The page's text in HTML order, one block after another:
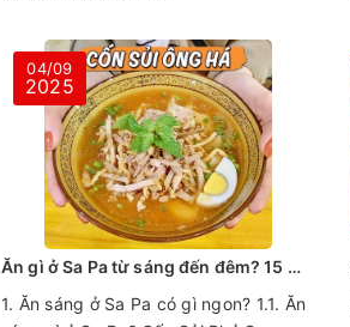
04/09
2025
Ăn gì ở Sa Pa từ sáng đến đêm? 15 món ngon kèm địa chỉ
1. Ăn sáng ở Sa Pa có gì ngon? 1.1. Ăn